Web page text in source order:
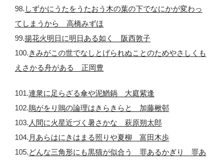
98. しずかにうたをうたおう木の葉の下でなにかが変わっ
てしまうから 高橋みずほ
99.揚花火明日に明日ある如く 阪西敦子
100.きみがこの世でなしとげられぬことのためやさしくも
えさかる舟がある 正岡豊
101.連衆に足らざる傘や泥鰌鍋 大庭紫逢
102.鵙がをり鵙の論理はきらきらと 加藤楸邨
103. 人間に火星近づく暑さかな 萩原朔太郎
104. 月あらはにきはまる照りや夏柳 富田木歩
105.どんな三角形にも黒猫が似合う 罪あるかぎり 罪あ